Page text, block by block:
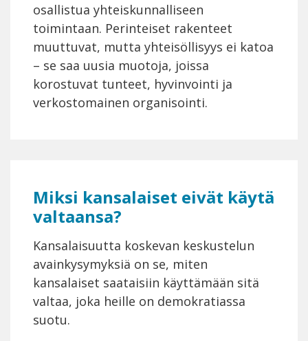
osallistua yhteiskunnalliseen
toimintaan. Perinteiset rakenteet
muuttuvat, mutta yhteisöllisyys ei katoa
– se saa uusia muotoja, joissa
korostuvat tunteet, hyvinvointi ja
verkostomainen organisointi.
Miksi kansalaiset eivät käytä
valtaansa?
Kansalaisuutta koskevan keskustelun
avainkysymyksiä on se, miten
kansalaiset saataisiin käyttämään sitä
valtaa, joka heille on demokratiassa
suotu.